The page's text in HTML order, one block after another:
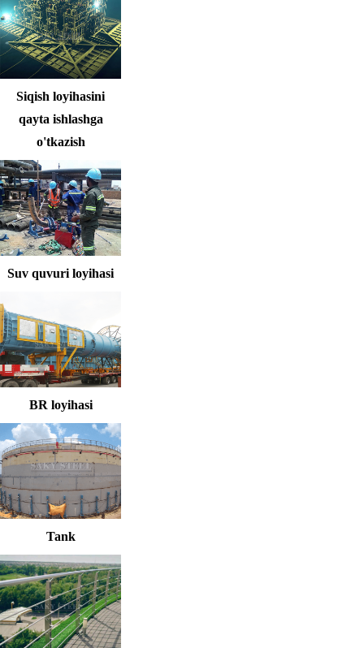
Siqish loyihasini
qayta ishlashga
o'tkazish
Suv quvuri loyihasi
BR loyihasi
Tank